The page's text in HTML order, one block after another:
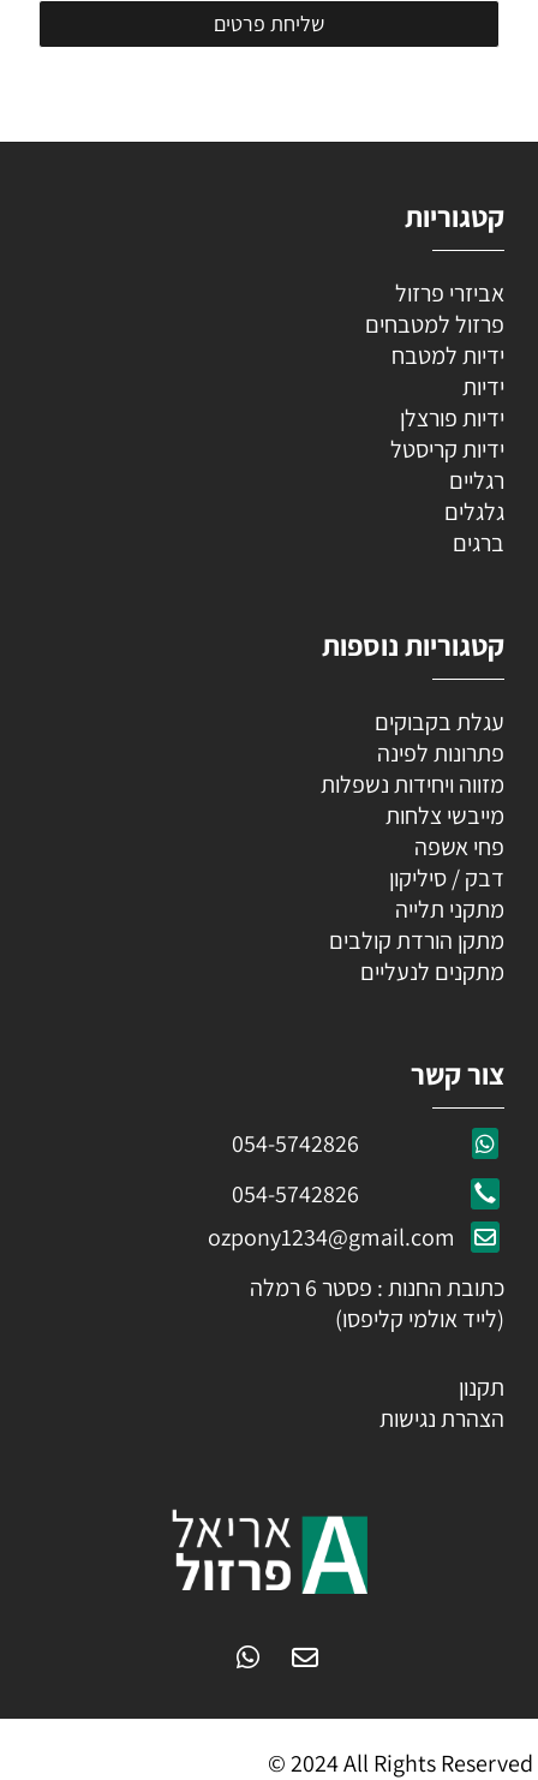
קטגוריות
אביזרי פרזול
פרזול למטבחים
ידיות למטבח
ידיות
ידיות פורצלן
ידיות קריסטל
רגליים
גלגלים
ברגים
קטגוריות נוספות
עגלת בקבוקים
פתרונות לפינה
מזווה ויחידות נשפלות
מייבשי צלחות
פחי אשפה
דבק / סיליקון
מתקני תלייה
מתקן הורדת קולבים
מתקנים לנעליים
צור קשר
054-5742826
054-5742826
ozpony1234@gmail.com
כתובת החנות : פסטר 6 רמלה
(לייד אולמי קליפסו)
תקנון
הצהרת נגישות
© 2024 All Rights Reserved